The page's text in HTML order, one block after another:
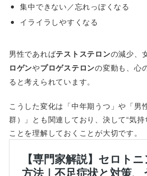
集中できない／忘れっぽくなる
イライラしやすくなる
男性であればテストステロンの減少、
ロゲンやプロゲステロンの変動も、心
ると考えられています。
こうした変化は「中年期うつ」や「男
群）」とも関連しており、決して“気持
ことを理解しておくことが大切です。